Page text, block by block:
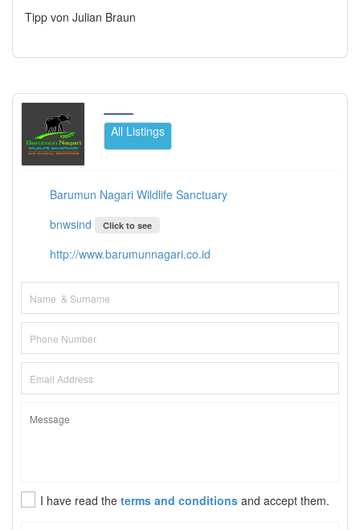
Tipp von Julian Braun
All Listings
Barumun Nagari Wildlife Sanctuary
bnwsind
Click to see
http://www.barumunnagari.co.id
I have read the terms and conditions and accept them.